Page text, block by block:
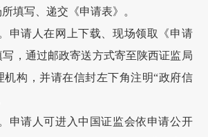
填写、递交《申请表》。
申请人在网上下载、现场领取《申请
，通过邮政寄送方式寄至陕西证监局
机构，并请在信封左下角注明“政府信
申请人可进入中国证监会依申请公开